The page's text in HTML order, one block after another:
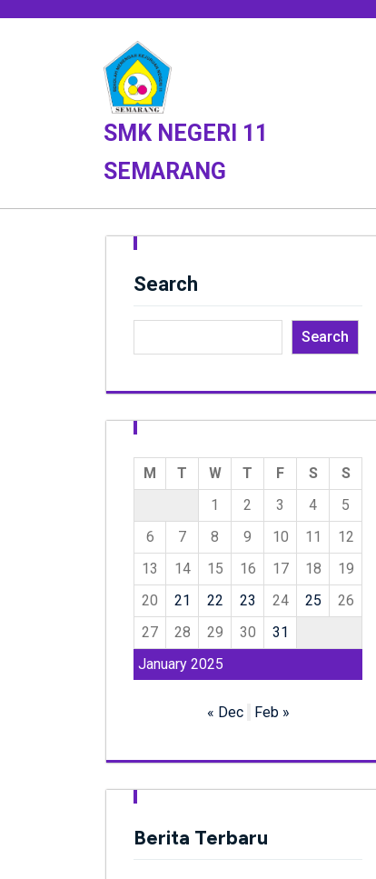
SMK NEGERI 11
SEMARANG
Search
Search
January 2025
M T W T F S
S
1
2 3 4
5
6
7 8 9 10 11
12
13
14 15 16 17 18
19
20
21 22 23 24 25
26
27
28 29 30 31
« Dec Feb »
Berita Terbaru